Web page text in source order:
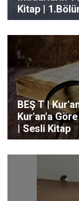
Kitap |
BEŞ T |
Kur'an'a
| Sesli Kitap